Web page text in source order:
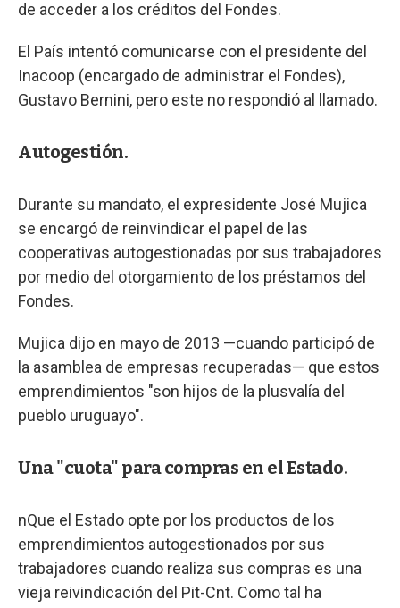
de acceder a los créditos del Fondes.
El País intentó comunicarse con el presidente del
Inacoop (encargado de administrar el Fondes),
Gustavo Bernini, pero este no respondió al llamado.
Autogestión.
Durante su mandato, el expresidente José Mujica
se encargó de reinvindicar el papel de las
cooperativas autogestionadas por sus trabajadores
por medio del otorgamiento de los préstamos del
Fondes.
Mujica dijo en mayo de 2013 —cuando participó de
la asamblea de empresas recuperadas— que estos
emprendimientos "son hijos de la plusvalía del
pueblo uruguayo".
Una "cuota" para compras en el Estado.
nQue el Estado opte por los productos de los
emprendimientos autogestionados por sus
trabajadores cuando realiza sus compras es una
vieja reivindicación del Pit-Cnt. Como tal ha